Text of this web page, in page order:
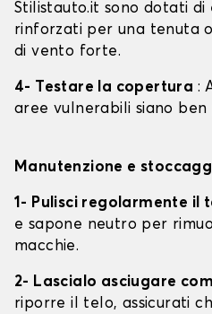
Stilistauto.it sono dotati di
rinforzati per una tenuta
di vento forte.
4- Testare la copertura :
aree vulnerabili siano
Manutenzione e
1- Pulisci regolarmente il
e sapone neutro per
macchie.
2- Lascialo asciugare
riporre il telo, assicurati